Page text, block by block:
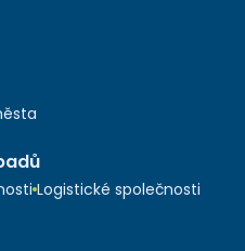
Logistické společnosti